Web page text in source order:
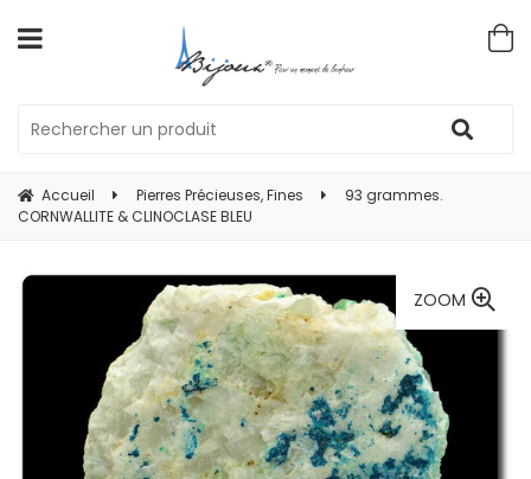
Accueil Pierres Précieuses, Fines
93 grammes.
CORNWALLITE & CLINOCLASE BLEU
ZOOM